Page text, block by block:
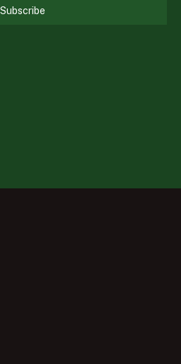
Subscribe